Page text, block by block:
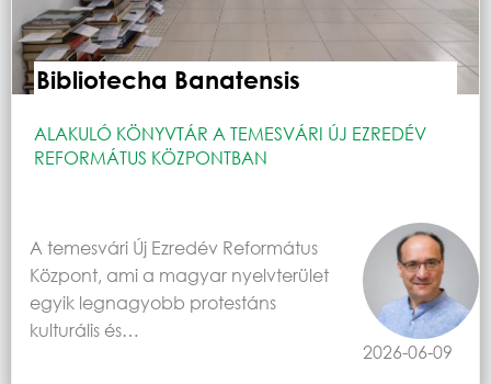
Bibliotecha Banatensis
ALAKULÓ KÖNYVTÁR A TEMESVÁRI ÚJ EZREDÉV
REFORMÁTUS KÖZPONTBAN
2026-06-09
A temesvári Új Ezredév Református
Központ, ami a magyar nyelvterület
egyik legnagyobb protestáns
kulturális és…